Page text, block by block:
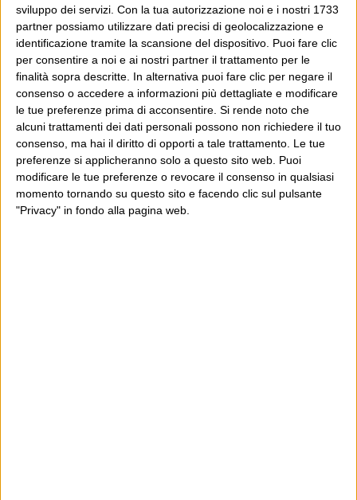
sviluppo dei servizi. Con la tua autorizzazione noi e i nostri 1733
partner possiamo utilizzare dati precisi di geolocalizzazione e
identificazione tramite la scansione del dispositivo. Puoi fare clic
per consentire a noi e ai nostri partner il trattamento per le
finalità sopra descritte. In alternativa puoi fare clic per negare il
consenso o accedere a informazioni più dettagliate e modificare
le tue preferenze prima di acconsentire. Si rende noto che
alcuni trattamenti dei dati personali possono non richiedere il tuo
consenso, ma hai il diritto di opporti a tale trattamento. Le tue
preferenze si applicheranno solo a questo sito web. Puoi
modificare le tue preferenze o revocare il consenso in qualsiasi
momento tornando su questo sito e facendo clic sul pulsante
"Privacy" in fondo alla pagina web.
POST PRECEDENTE
Ci iscrivo la bambina subito
POST SUCCESSIVO
Maggioranze
E per i regali di Natale